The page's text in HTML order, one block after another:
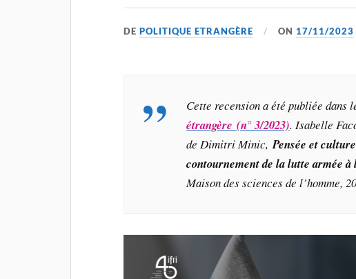
DEPOLITIQUE ETRANGÈRE ON 17/11/2023
Cette recension a été publiée dans
étrangère (n° 3/2023). Isabelle
de Dimitri Minic,Pensée et
contournement de la lutte armée
Maison des sciences de l’homme,